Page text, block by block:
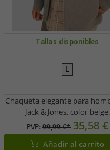
Tallas disponibles
L
Chaqueta elegante para
Jack & Jones, color beige.
PVP:99,99 €* 35,58 €
Añadir al carrito